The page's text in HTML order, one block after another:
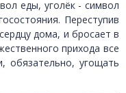
еды, уголёк - символ
Переступив
дома, и бросает в
прихода все
обязательно, угощать